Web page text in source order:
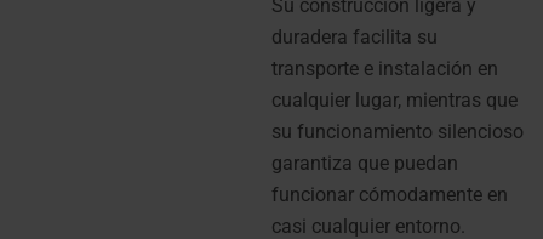
Su construcción ligera y
duradera facilita su
transporte e instalación en
cualquier lugar, mientras que
su funcionamiento silencioso
garantiza que puedan
funcionar cómodamente en
casi cualquier entorno.